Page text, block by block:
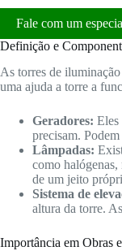
Fale com um
Definição e
As torres de
uma ajuda a torre a
Geradores: Eles
precisam.
Lâmpadas:
como
de um jeito
Sistema de
altura da torre.
Importância em Obras